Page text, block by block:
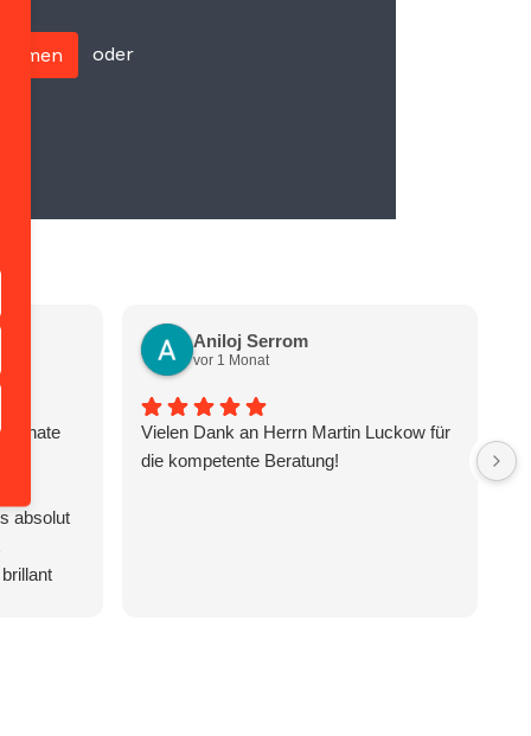
oder
absolut
Aniloj Serrom
vor 1 Monat
Vielen Dank an Herrn Martin Luckow für
die kompetente Beratung!